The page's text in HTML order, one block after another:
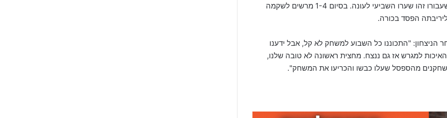
שעבורו זהו שערו השביעי לעונה. בסיום 1-4 מרשים לשקמה
הפסד בכורה.
הניצחון: "התכוננו כל השבוע למשחק לא קל, אבל ידענו
למגרש אז גם ננצח. מחצית ראשונה לא טובה שלנו,